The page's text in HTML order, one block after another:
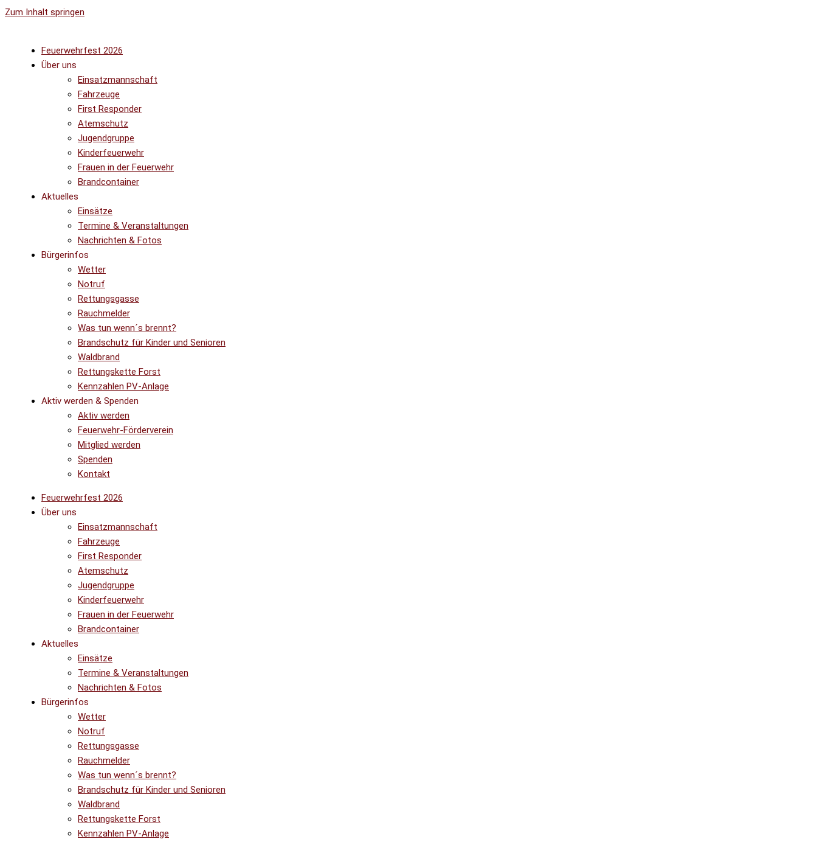
Zum Inhalt springen
Feuerwehrfest 2026
Über uns
Einsatzmannschaft
Fahrzeuge
First Responder
Atemschutz
Jugendgruppe
Kinderfeuerwehr
Frauen in der Feuerwehr
Brandcontainer
Aktuelles
Einsätze
Termine & Veranstaltungen
Nachrichten & Fotos
Bürgerinfos
Wetter
Notruf
Rettungsgasse
Rauchmelder
Was tun wenn´s brennt?
Brandschutz für Kinder und Senioren
Waldbrand
Rettungskette Forst
Kennzahlen PV-Anlage
Aktiv werden & Spenden
Aktiv werden
Feuerwehr-Förderverein
Mitglied werden
Spenden
Kontakt
Feuerwehrfest 2026
Über uns
Einsatzmannschaft
Fahrzeuge
First Responder
Atemschutz
Jugendgruppe
Kinderfeuerwehr
Frauen in der Feuerwehr
Brandcontainer
Aktuelles
Einsätze
Termine & Veranstaltungen
Nachrichten & Fotos
Bürgerinfos
Wetter
Notruf
Rettungsgasse
Rauchmelder
Was tun wenn´s brennt?
Brandschutz für Kinder und Senioren
Waldbrand
Rettungskette Forst
Kennzahlen PV-Anlage